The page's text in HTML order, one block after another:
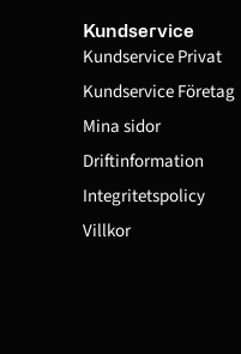
Kundservice
Kundservice Privat
Kundservice Företag
Mina sidor
Driftinformation
Integritetspolicy
Villkor